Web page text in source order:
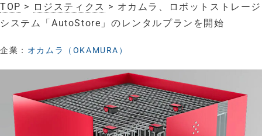
TOP > ロジスティクス > オカムラ、ロボットストレージ
システム「AutoStore」のレンタルプランを開始
企業： オカムラ（OKAMURA）